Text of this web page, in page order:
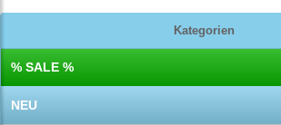
Kategorien
% SALE %
NEU